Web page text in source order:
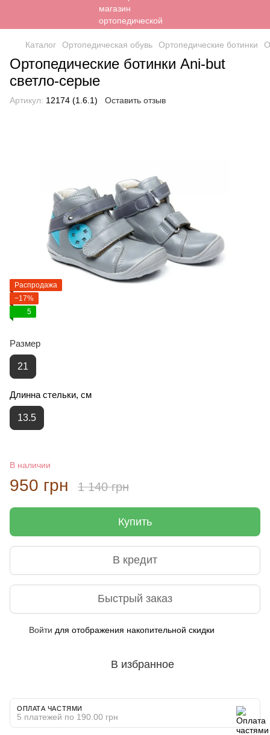
Каталог Ортопедическая обувь Ортопедические ботинки
Ортопедические ботинки Ani-but
светло-серые
Артикул: 12174 (1.6.1) Оставить отзыв
Распродажа
−17%
5
Размер
21
Длинна стельки, см
13.5
В наличии
950 грн 1 140 грн
Купить
В кредит
Быстрый заказ
Войти для отображения накопительной скидки
В избранное
ОПЛАТА ЧАСТЯМИ
5 платежей по 190.00 грн